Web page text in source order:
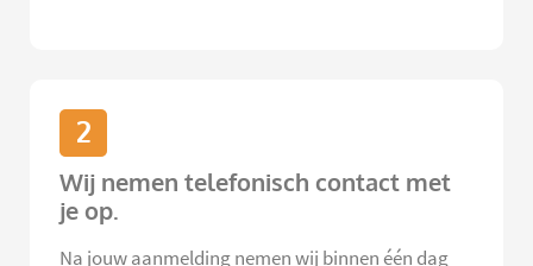
2
Wij nemen telefonisch contact met
je op.
Na jouw aanmelding nemen wij binnen één dag